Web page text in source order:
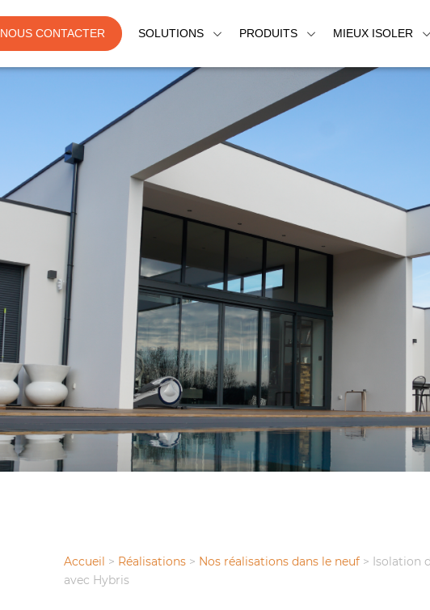
NOUS CONTACTER SOLUTIONS PRODUITS MIEUX ISOLER
Accueil > Réalisations > Nos réalisations dans le neuf > Isolation
avec Hybris